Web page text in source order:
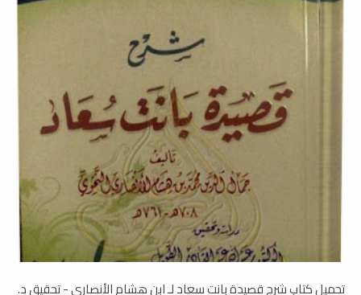
تحميل كتاب شرح قصيدة بانت سعاد لـ ابن هشام الأنصاري - تحقيق د.